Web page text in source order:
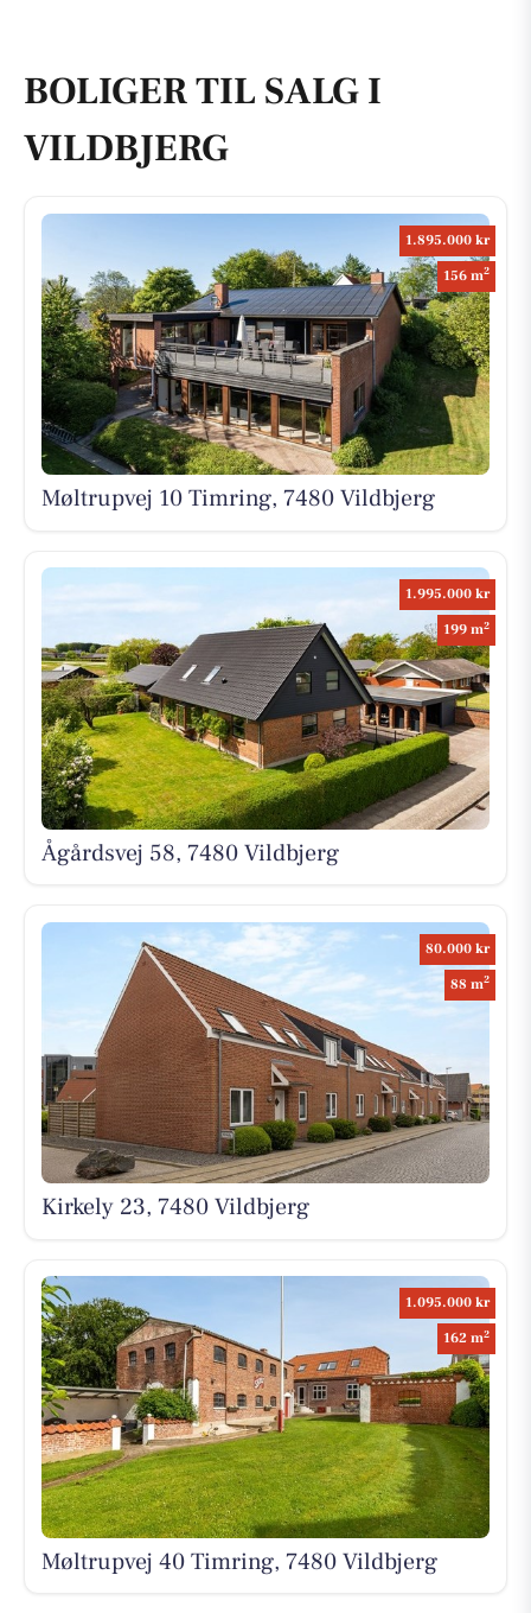
BOLIGER TIL SALG I
VILDBJERG
1.895.000 kr
156 m2
Møltrupvej 10 Timring, 7480 Vildbjerg
1.995.000 kr
199 m2
Ågårdsvej 58, 7480 Vildbjerg
80.000 kr
88 m2
Kirkely 23, 7480 Vildbjerg
1.095.000 kr
162 m2
Møltrupvej 40 Timring, 7480 Vildbjerg